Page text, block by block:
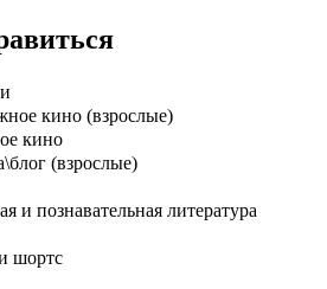
кино (взрослые)
кино
(взрослые)
и познавательная литература
шортс